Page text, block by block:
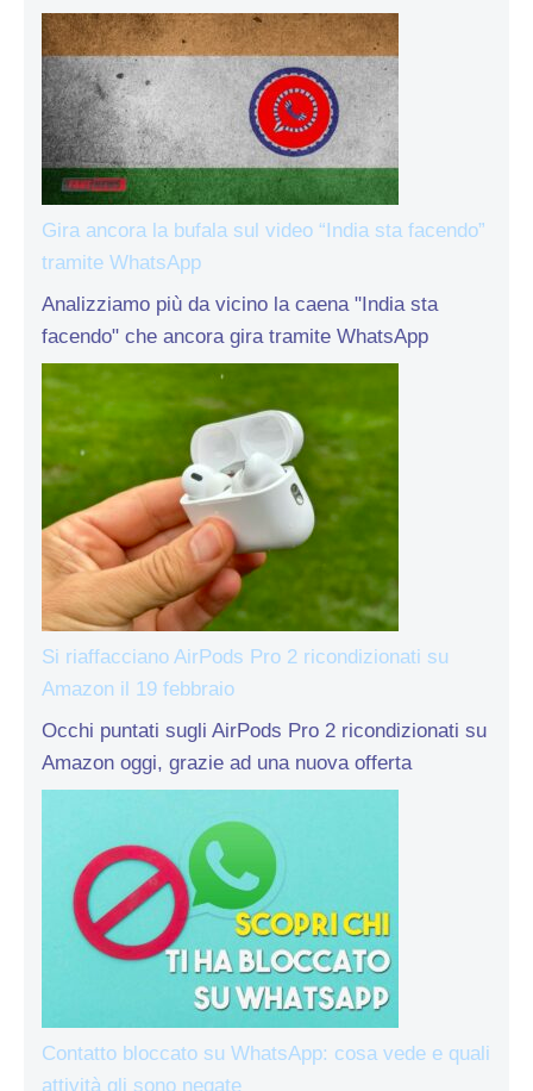
Gira ancora la bufala sul video “India sta facendo”
tramite WhatsApp
Analizziamo più da vicino la caena "India sta
facendo" che ancora gira tramite WhatsApp
Si riaffacciano AirPods Pro 2 ricondizionati su
Amazon il 19 febbraio
Occhi puntati sugli AirPods Pro 2 ricondizionati su
Amazon oggi, grazie ad una nuova offerta
Contatto bloccato su WhatsApp: cosa vede e quali
attività gli sono negate